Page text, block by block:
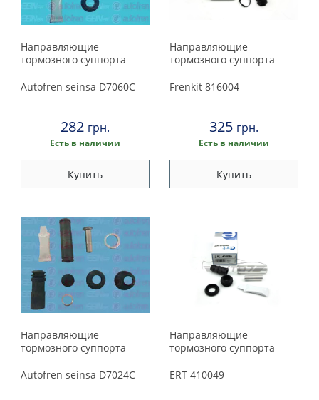
Направляющие
тормозного суппорта
Autofren seinsa D7060C
282 грн.
Есть в наличии
Купить
Направляющие
тормозного суппорта
Frenkit 816004
325 грн.
Есть в наличии
Купить
Направляющие
тормозного суппорта
Autofren seinsa D7024C
Направляющие
тормозного суппорта
ERT 410049